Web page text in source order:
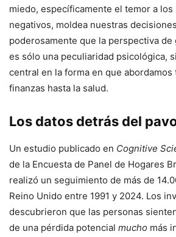
miedo, específicamente el temor a los
negativos, moldea nuestras
poderosamente que la perspectiva de
es sólo una peculiaridad psicológica,
central en la forma en que abordamos
finanzas hasta la salud.
Los datos detrás del
Un estudio publicado en Cognitive
de la Encuesta de Panel de Hogares
realizó un seguimiento de más de
Reino Unido entre 1991 y 2024. Los
descubrieron que las personas
de una pérdida potencial mucho más